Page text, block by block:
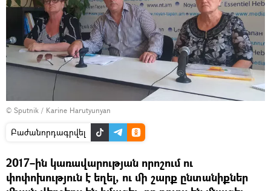
© Sputnik / Karine Harutyunyan
Բաժանորդագրվել
2017–ին կառավարության որոշում ու
փոփոխություն է եղել, ու մի շարք ընտանիքներ